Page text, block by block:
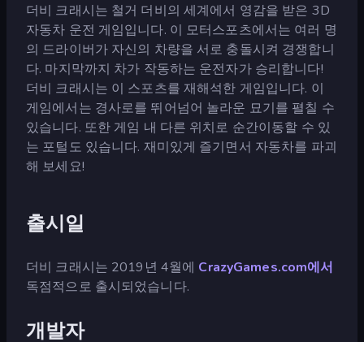
더비 크래시는 철거 더비의 세계에서 영감을 받은 3D
자동차 운전 게임입니다. 이 모터스포츠에서는 여러 명
의 드라이버가 자신의 차량을 서로 충돌시켜 경쟁합니
다. 마지막까지 차가 작동하는 운전자가 승리합니다!
더비 크래시는 이 스포츠를 재해석한 게임입니다. 이
게임에서는 경사로를 뛰어넘어 놀라운 묘기를 펼칠 수
있습니다. 또한 게임 내 다른 위치로 순간이동할 수 있
는 포털도 있습니다. 재미있게 즐기면서 자동차를 파괴
해 보세요!
출시일
더비 크래시는 2019년 4월에 CrazyGames.com에서
독점적으로 출시되었습니다.
개발자